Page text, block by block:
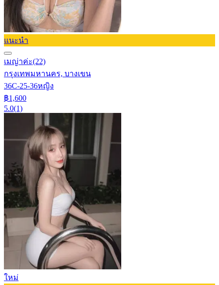
แนะนำ
เมญ่าค่ะ(22)
กรุงเทพมหานคร, บางเขน
36C-25-36หญิง
฿1,600
5.0(1)
ใหม่